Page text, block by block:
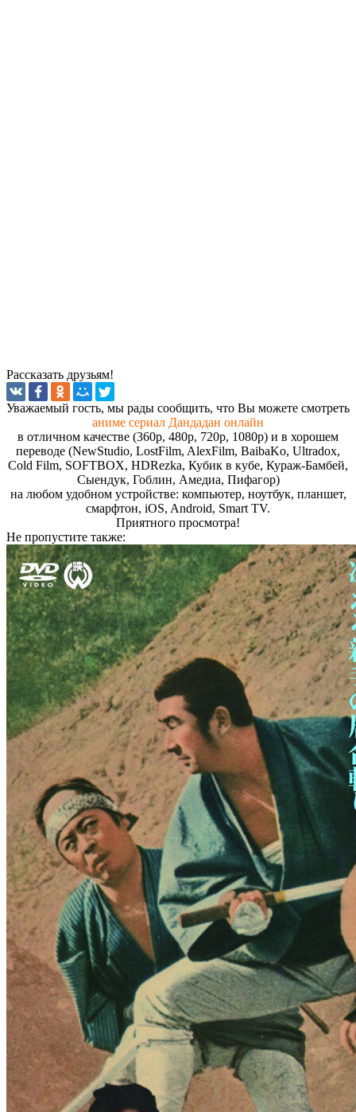
Рассказать друзьям!
Увaжaeмый гocть, мы paды cooбщить, чтo Вы мoжeтe cмoтpeть
аниме сериал Дандадан онлайн
в отличном качестве (360p, 480p, 720p, 1080p) и в хорошем
переводе (NewStudio, LostFilm, AlexFilm, BaibaKo, Ultradox,
Cold Film, SOFTBOX, HDRezka, Кубик в кубе, Кураж-Бамбей,
Сыендук, Гоблин, Амедиа, Пифагор)
на любом удобном устройстве: компьютер, ноутбук, планшет,
смарфтон, iOS, Android, Smart TV.
Пpиятнoгo пpocмoтpa!
Не пропустите также: